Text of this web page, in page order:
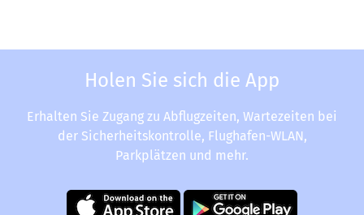
Holen Sie sich die App
Erhalten Sie Zugang zu Abflugzeiten, Wartezeiten bei
der Sicherheitskontrolle, Flughafen-WLAN,
Parkplätzen und mehr.